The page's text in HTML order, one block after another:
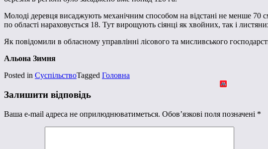
Молоді деревця висаджують механічним способом на відстані не менше 70
по області нараховується 18. Тут вирощують сіянці як хвойних, так і
Як повідомили в обласному управлінні лісового та мисливського
Альона Зимня
Posted in СуспільствоTagged Головна
Залишити відповідь
Ваша e-mail адреса не оприлюднюватиметься. Обов’язкові поля позначені *